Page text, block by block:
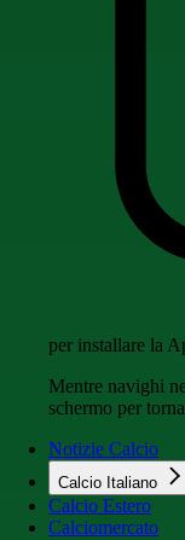
per installare la
Mentre navighi
schermo per
Notizie Calcio
Calcio Italiano
Calcio Estero
Calciomercato